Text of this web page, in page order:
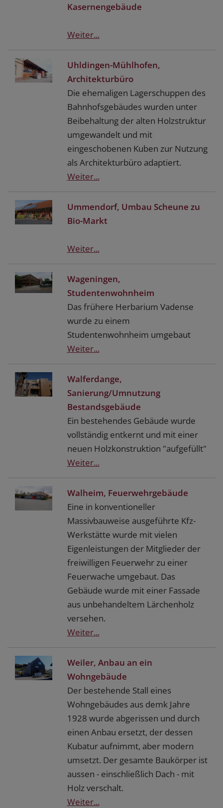
Kasernengebäude
Weiter...
Uhldingen-Mühlhofen,
Architekturbüro
Die ehemaligen Lagerschuppen des
Bahnhofsgebäudes wurden unter
Beibehaltung der alten Holzstruktur
umgewandelt und mit
eingeschobenen Kuben zur Nutzung
als Architekturbüro adaptiert.
Weiter...
Ummendorf, Umbau Scheune zu
Bio-Markt
Weiter...
Wageningen,
Studentenwohnheim
Das frühere Herbarium Vadense
wurde zu einem
Studentenwohnheim umgebaut
Weiter...
Walferdange,
Sanierung/Umnutzung
Bestandsgebäude
Ein bestehendes Gebäude wurde
vollständig entkernt und mit einer
neuen Holzkonstruktion "aufgefüllt"
Weiter...
Walheim, Feuerwehrgebäude
Eine in konventioneller
Massivbauweise ausgeführte Kfz-
Werkstätte wurde mit vielen
Eigenleistungen der Mitglieder der
freiwilligen Feuerwehr zu einer
Feuerwache umgebaut. Das
Gebäude wurde mit einer Fassade
aus unbehandeltem Lärchenholz
versehen.
Weiter...
Weiler, Anbau an ein
Wohngebäude
Der bestehende Stall eines
Wohngebäudes aus demk Jahre
1928 wurde abgerissen und durch
einen Anbau ersetzt, der dessen
Kubatur aufnimmt, aber modern
umsetzt. Der gesamte Baukörper ist
aussen - einschließlich Dach - mit
Holz verschalt.
Weiter...